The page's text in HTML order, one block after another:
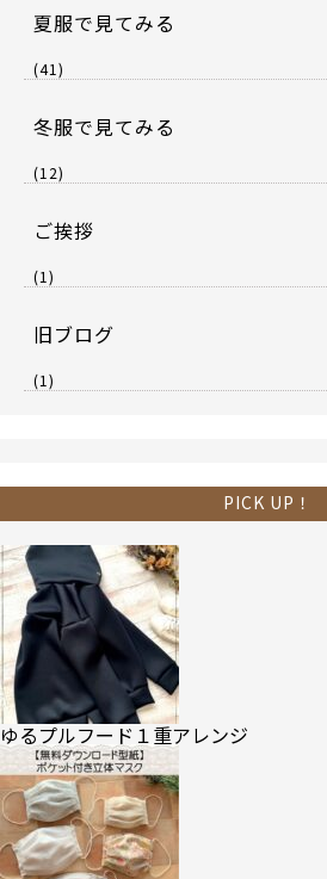
夏服で見てみる
(41)
冬服で見てみる
(12)
ご挨拶
(1)
旧ブログ
(1)
PICK UP！
ゆるプルフード１重アレンジ